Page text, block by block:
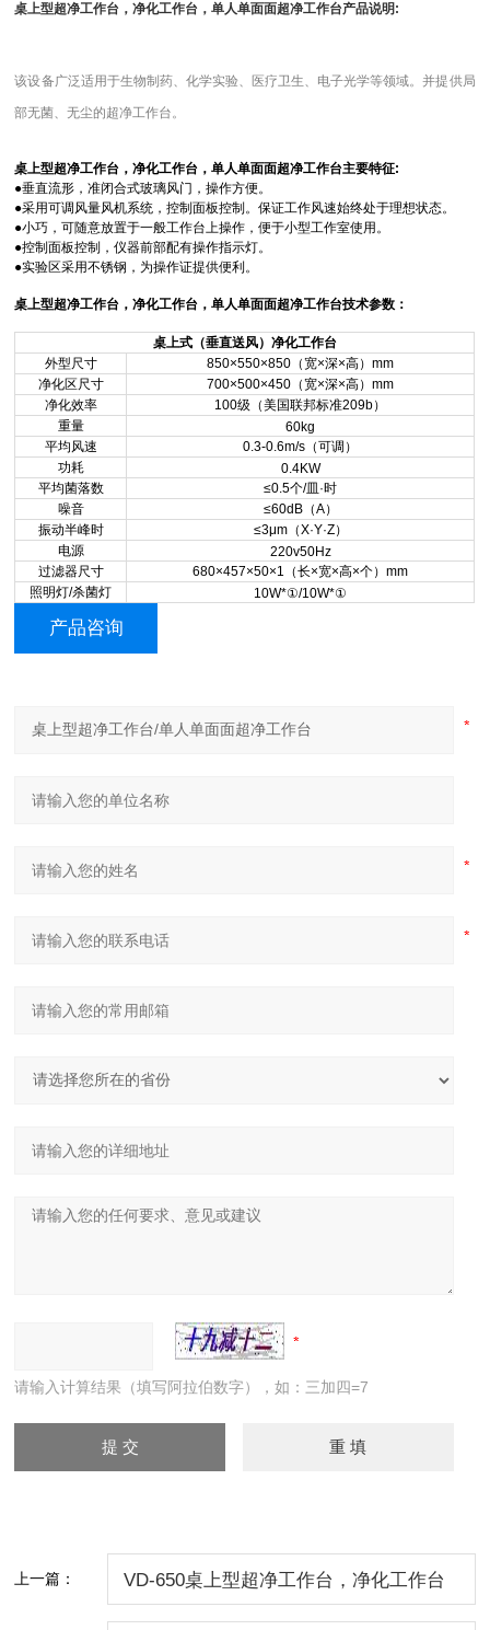
桌上型超净工作台，净化工作台，单人单面面超净工作台产品说明:
该设备广泛适用于生物制药、化学实验、医疗卫生、电子光学等领域。并提供局
部无菌、无尘的超净工作台。
桌上型超净工作台，净化工作台，单人单面面超净工作台主要特征:
●垂直流形，准闭合式玻璃风门，操作方便。
●采用可调风量风机系统，控制面板控制。保证工作风速始终处于理想状态。
●小巧，可随意放置于一般工作台上操作，便于小型工作室使用。
●控制面板控制，仪器前部配有操作指示灯。
●实验区采用不锈钢，为操作证提供便利。
桌上型超净工作台，净化工作台，单人单面面超净工作台技术参数：
桌上式（垂直送风）净化工作台
外型尺寸
850×550×850 （宽×深×高）mm
净化区尺寸
700×500×450 （宽×深×高）mm
净化效率
100级（美国联邦标准209b）
重量
60kg
平均风速
0.3-0.6m/s （可调）
功耗
0.4KW
平均菌落数
≤0.5个/皿·时
噪音
≤60dB（A）
振动半峰时
≤3μm（X·Y·Z）
电源
220v50Hz
过滤器尺寸
680×457×50×1 （长×宽×高×个）mm
照明灯/杀菌灯
10W*①/10W*①
产品咨询
请输入计算结果（填写阿拉伯数字），如：三加四=7
上一篇： VD-650桌上型超净工作台，净化工作台